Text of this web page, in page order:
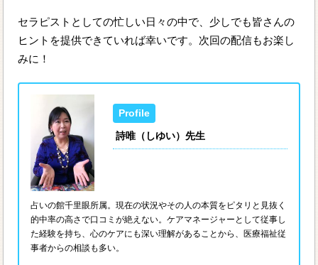
セラピストとしての忙しい日々の中で、少しでも皆さんの
ヒントを提供できていれば幸いです。次回の配信もお楽し
みに！
詩唯（しゆい）先生
占いの館千里眼所属。現在の状況やその人の本質をピタリと見抜く
的中率の高さで口コミが絶えない。ケアマネージャーとして従事し
た経験を持ち、心のケアにも深い理解があることから、医療福祉従
事者からの相談も多い。